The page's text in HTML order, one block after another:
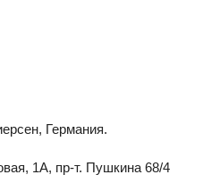
Германия.
1А, пр-т. Пушкина 68/4